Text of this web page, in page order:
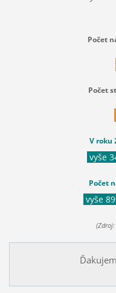
Počet
Počet
V roku
vyše
Počet
vyše